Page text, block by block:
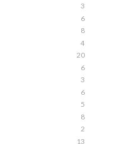
3
6
8
4
20
6
3
6
5
8
2
13